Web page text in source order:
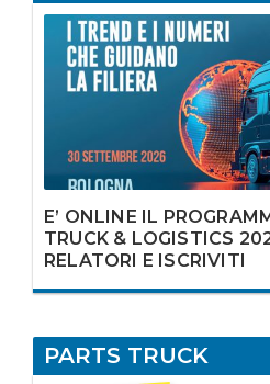
E’ ONLINE IL
TRUCK & LOGISTICS
RELATORI E ISCRIVITI
PARTS TRUCK